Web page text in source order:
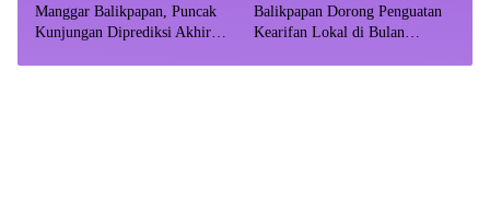
Manggar Balikpapan, Puncak
Kunjungan Diprediksi Akhir
Balikpapan Dorong Penguatan
Kearifan Lokal di Bulan